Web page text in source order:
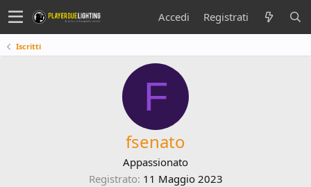
Accedi Registrati
Iscritti
F
fsenato
Appassionato
Registrato 11 Maggio 2023